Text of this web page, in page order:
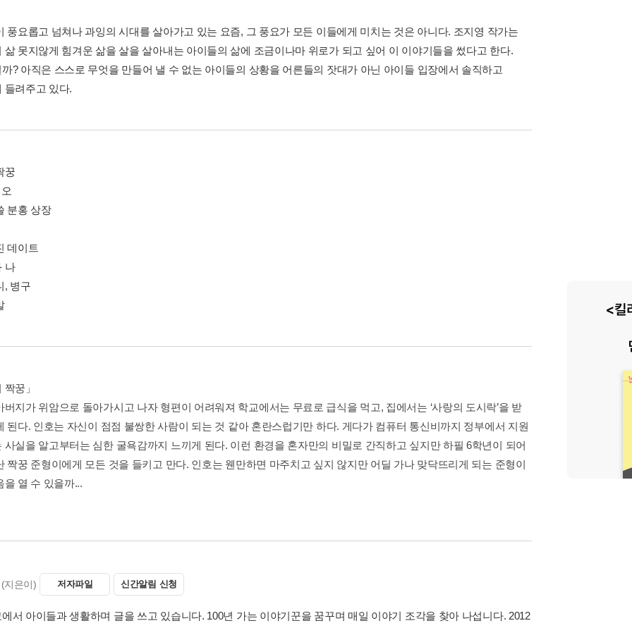
풍요롭고 넘쳐나 과잉의 시대를 살아가고 있는 요즘, 그 풍요가 모든 이들에게 미치는 것은 아니다. 조지영 작가는
삶 못지않게 힘겨운 삶을 살을 살아내는 아이들의 삶에 조금이나마 위로가 되고 싶어 이 이야기들을 썼다고 한다.
? 아직은 스스로 무엇을 만들어 낼 수 없는 아이들의 상황을 어른들의 잣대가 아닌 아이들 입장에서 솔직하고
들려주고 있다.
꿍
분홍 상장
데이트
나
, 병구
꿍」
버지가 위암으로 돌아가시고 나자 형편이 어려워져 학교에서는 무료로 급식을 먹고, 집에서는 ‘사랑의 도시락’을 받
된다. 인호는 자신이 점점 불쌍한 사람이 되는 것 같아 혼란스럽기만 하다. 게다가 컴퓨터 통신비까지 정부에서 지원
사실을 알고부터는 심한 굴욕감까지 느끼게 된다. 이런 환경을 혼자만의 비밀로 간직하고 싶지만 하필 6학년이 되어
짝꿍 준형이에게 모든 것을 들키고 만다. 인호는 웬만하면 마주치고 싶지 않지만 어딜 가나 맞닥뜨리게 되는 준형이
을 열 수 있을까...
(지은이) 저자파일 신간알림 신청
서 아이들과 생활하며 글을 쓰고 있습니다. 100년 가는 이야기꾼을 꿈꾸며 매일 이야기 조각을 찾아 나섭니다. 2012